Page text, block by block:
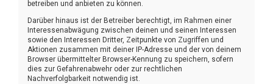
betreiben und anbieten zu können.
Darüber hinaus ist der Betreiber berechtigt, im Rahmen einer
Interessenabwägung zwischen deinen und seinen Interessen
sowie den Interessen Dritter, Zeitpunkte von Zugriffen und
Aktionen zusammen mit deiner IP-Adresse und der von deinem
Browser übermittelter Browser-Kennung zu speichern, sofern
dies zur Gefahrenabwehr oder zur rechtlichen
Nachverfolgbarkeit notwendig ist.